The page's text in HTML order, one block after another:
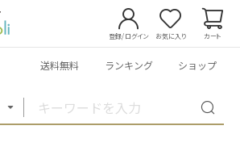
登録/ログイン お気に入り カート
送料無料 ランキング ショップ